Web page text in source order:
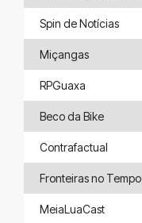
Spin de Notícias
Miçangas
RPGuaxa
Beco da Bike
Contrafactual
Fronteiras no Tempo
MeiaLuaCast